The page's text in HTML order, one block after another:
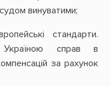
винуватими;
стандарти.
справ в
за рахунок